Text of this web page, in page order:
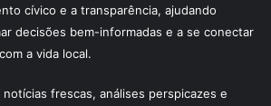
cívico e a transparência, ajudando
decisões bem-informadas e a se conectar
a vida local.
frescas, análises perspicazes e